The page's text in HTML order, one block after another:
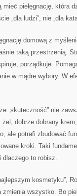
pielęgnację, która
„dla ludzi”, nie „dla
domową z
taką przestrzenią.
porządkuje.
w mądre wybory. W
„skuteczność” nie
dobrze dobrany
ale potrafi zbudować
kroki. Taki
dlaczego to robisz.
kosmetyku”,
zmienia wszystko. Bo